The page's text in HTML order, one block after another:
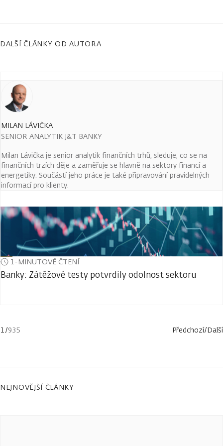
DALŠÍ ČLÁNKY OD AUTORA
MILAN LÁVIČKA
SENIOR ANALYTIK J&T BANKY
Milan Lávička je senior analytik finančních trhů, sleduje, co se na
finančních trzích děje a zaměřuje se hlavně na sektory financí a
energetiky. Součástí jeho práce je také připravování pravidelných
informací pro klienty.
1-MINUTOVÉ ČTENÍ
Banky: Zátěžové testy potvrdily odolnost sektoru
1/935 Předchozí/Další
NEJNOVĚJŠÍ ČLÁNKY